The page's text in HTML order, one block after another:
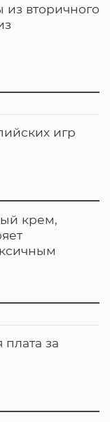
вторичного
игр
крем,
за